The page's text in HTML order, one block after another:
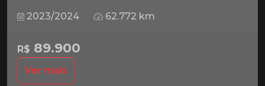
2023/2024 62.772 km
R$ 89.900
Ver mais